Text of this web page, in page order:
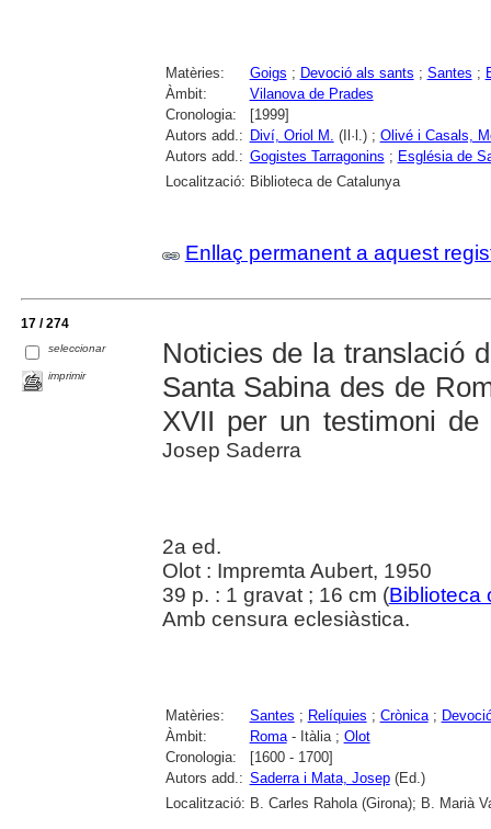
Matèries: Goigs ; Devoció als sants ; Santes ;
Àmbit:
Vilanova de Prades
Cronologia:
[1999]
Autors add.: Diví, Oriol M. (Il·l.) ; Olivé i Casals,
Autors add.: Gogistes Tarragonins ; Església de
Localització: Biblioteca de Catalunya
Enllaç permanent a aquest
17 / 274
seleccionar
imprimir
Noticies de la translació
Santa Sabina des de
XVII per un testimoni de
Josep Saderra
2a ed.
Olot : Impremta Aubert, 1950
39 p. : 1 gravat ; 16 cm (Biblioteca
Amb censura eclesiàstica.
Matèries: Santes ; Relíquies ; Crònica;
Àmbit:
Roma- Itàlia ; Olot
Cronologia:
[1600 - 1700]
Autors add.: Saderra i Mata, Josep(Ed.)
Localització: B. Carles Rahola (Girona); B. Marià